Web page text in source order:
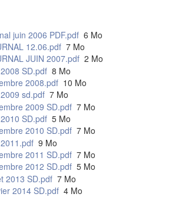
juin 2006 PDF.pdf 6 Mo
12.06.pdf 7 Mo
JUIN 2007.pdf 2 Mo
SD.pdf 8 Mo
2008.pdf 10 Mo
sd.pdf 7 Mo
2009 SD.pdf 7 Mo
SD.pdf 5 Mo
2010 SD.pdf 7 Mo
9 Mo
2011 SD.pdf 7 Mo
2012 SD.pdf 5 Mo
2013 SD.pdf 7 Mo
2014 SD.pdf 4 Mo